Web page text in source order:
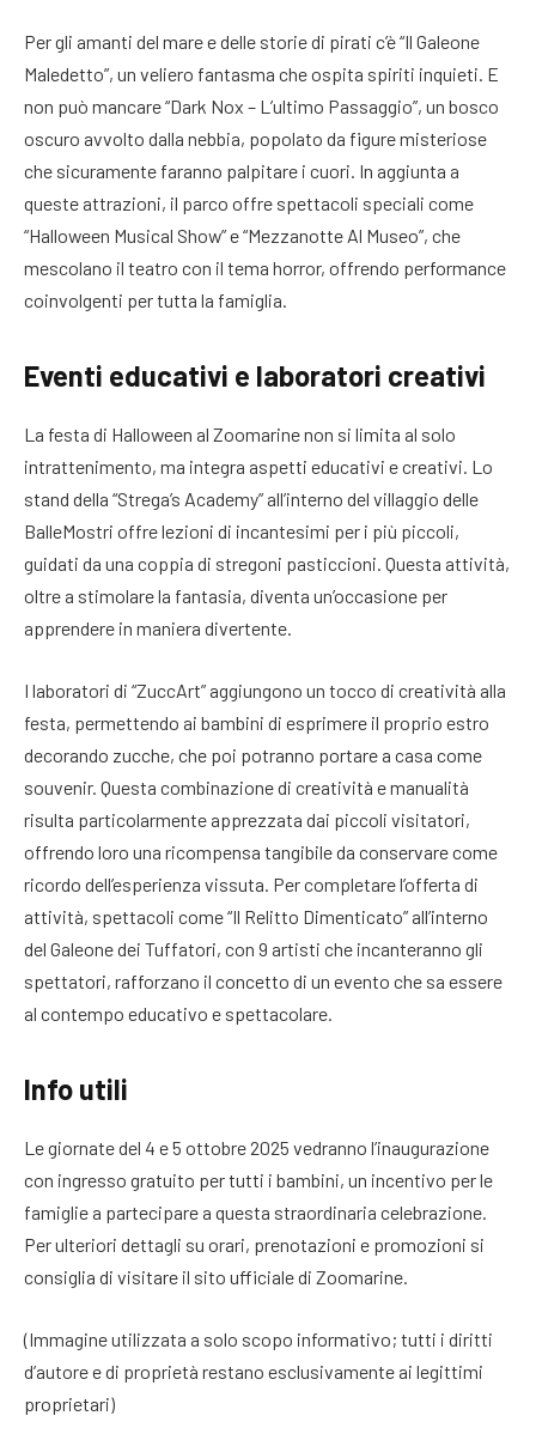
Per gli amanti del mare e delle storie di pirati c’è “Il Galeone
Maledetto”, un veliero fantasma che ospita spiriti inquieti. E
non può mancare “Dark Nox – L’ultimo Passaggio”, un bosco
oscuro avvolto dalla nebbia, popolato da figure misteriose
che sicuramente faranno palpitare i cuori. In aggiunta a
queste attrazioni, il parco offre spettacoli speciali come
“Halloween Musical Show” e “Mezzanotte Al Museo”, che
mescolano il teatro con il tema horror, offrendo performance
coinvolgenti per tutta la famiglia.
Eventi educativi e laboratori creativi
La festa di Halloween al Zoomarine non si limita al solo
intrattenimento, ma integra aspetti educativi e creativi. Lo
stand della “Strega’s Academy” all’interno del villaggio delle
BalleMostri offre lezioni di incantesimi per i più piccoli,
guidati da una coppia di stregoni pasticcioni. Questa attività,
oltre a stimolare la fantasia, diventa un’occasione per
apprendere in maniera divertente.
I laboratori di “ZuccArt” aggiungono un tocco di creatività alla
festa, permettendo ai bambini di esprimere il proprio estro
decorando zucche, che poi potranno portare a casa come
souvenir. Questa combinazione di creatività e manualità
risulta particolarmente apprezzata dai piccoli visitatori,
offrendo loro una ricompensa tangibile da conservare come
ricordo dell’esperienza vissuta. Per completare l’offerta di
attività, spettacoli come “Il Relitto Dimenticato” all’interno
del Galeone dei Tuffatori, con 9 artisti che incanteranno gli
spettatori, rafforzano il concetto di un evento che sa essere
al contempo educativo e spettacolare.
Info utili
Le giornate del 4 e 5 ottobre 2025 vedranno l’inaugurazione
con ingresso gratuito per tutti i bambini, un incentivo per le
famiglie a partecipare a questa straordinaria celebrazione.
Per ulteriori dettagli su orari, prenotazioni e promozioni si
consiglia di visitare il sito ufficiale di Zoomarine.
(Immagine utilizzata a solo scopo informativo; tutti i diritti
d’autore e di proprietà restano esclusivamente ai legittimi
proprietari)